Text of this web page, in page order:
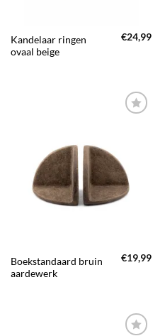
Kandelaar ringen
ovaal beige
€24,99
TOEVOEGEN
AAN JOUW
FAVORIETEN
Boekstandaard bruin
aardewerk
€19,99